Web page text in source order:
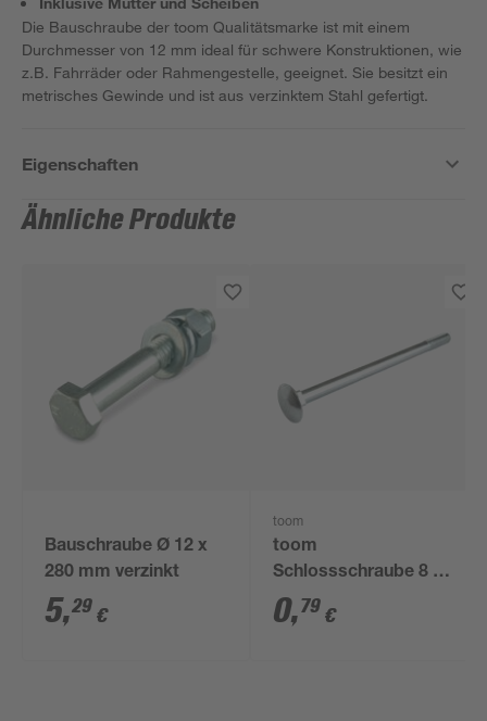
Die Bauschraube der toom Qualitätsmarke ist mit einem
Durchmesser von 12 mm ideal für schwere Konstruktionen, wie
z.B. Fahrräder oder Rahmengestelle, geeignet. Sie besitzt ein
metrisches Gewinde und ist aus verzinktem Stahl gefertigt.
Eigenschaften
Ähnliche Produkte
Bauschraube Ø 12 x
280 mm verzinkt
5,29 €
toom
toom
Schlossschraube 8 x
70 mm
0,79 €